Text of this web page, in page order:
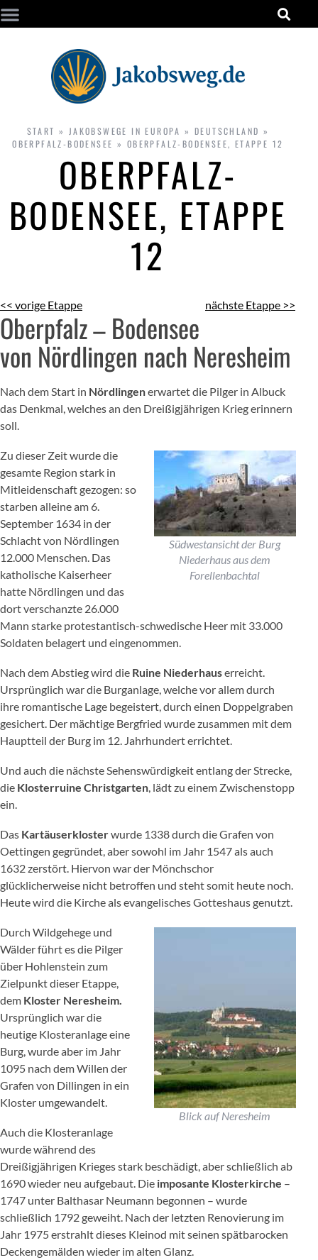
START » JAKOBSWEGE IN EUROPA » DEUTSCHLAND »
OBERPFALZ-BODENSEE » OBERPFALZ-BODENSEE, ETAPPE 12
OBERPFALZ-
BODENSEE, ETAPPE
12
<< vorige Etappe nächste Etappe >>
Oberpfalz – Bodensee
von Nördlingen nach Neresheim
Nach dem Start in Nördlingenerwartet die Pilger in Albuck
das Denkmal, welches an den Dreißigjährigen Krieg erinnern
soll.
Südwestansicht der Burg
Niederhaus aus dem
Forellenbachtal
Zu dieser Zeit wurde die
gesamte Region stark in
Mitleidenschaft gezogen: so
starben alleine am 6.
September 1634 in der
Schlacht von Nördlingen
12.000 Menschen. Das
katholische Kaiserheer
hatte Nördlingen und das
dort verschanzte 26.000
Mann starke protestantisch-schwedische Heer mit 33.000
Soldaten belagert und eingenommen.
Nach dem Abstieg wird die Ruine Niederhauserreicht.
Ursprünglich war die Burganlage, welche vor allem durch
ihre romantische Lage begeistert, durch einen Doppelgraben
gesichert. Der mächtige Bergfried wurde zusammen mit dem
Hauptteil der Burg im 12. Jahrhundert errichtet.
Und auch die nächste Sehenswürdigkeit entlang der Strecke,
die Klosterruine Christgarten, lädt zu einem Zwischenstopp
ein.
Das Kartäuserklosterwurde 1338 durch die Grafen von
Oettingen gegründet, aber sowohl im Jahr 1547 als auch
1632 zerstört. Hiervon war der Mönchschor
glücklicherweise nicht betroffen und steht somit heute noch.
Heute wird die Kirche als evangelisches Gotteshaus genutzt.
Blick auf Neresheim
Durch Wildgehege und
Wälder führt es die Pilger
über Hohlenstein zum
Zielpunkt dieser Etappe,
dem Kloster Neresheim.
Ursprünglich war die
heutige Klosteranlage eine
Burg, wurde aber im Jahr
1095 nach dem Willen der
Grafen von Dillingen in ein
Kloster umgewandelt.
Auch die Klosteranlage
wurde während des
Dreißigjährigen Krieges stark beschädigt, aber schließlich ab
1690 wieder neu aufgebaut. Die imposante Klosterkirche –
1747 unter Balthasar Neumann begonnen – wurde
schließlich 1792 geweiht. Nach der letzten Renovierung im
Jahr 1975 erstrahlt dieses Kleinod mit seinen spätbarocken
Deckengemälden wieder im alten Glanz.